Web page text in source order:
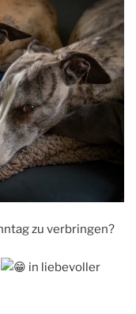
zu verbringen?
in liebevoller